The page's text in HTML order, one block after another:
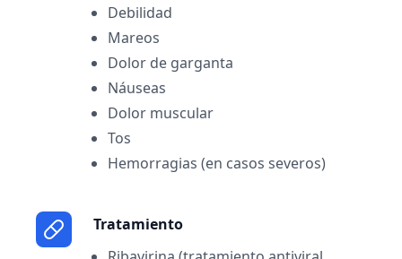
Debilidad
Mareos
Dolor de garganta
Náuseas
Dolor muscular
Tos
Hemorragias (en casos severos)
Tratamiento